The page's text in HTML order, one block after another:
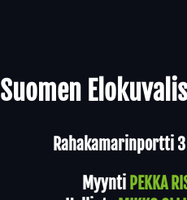
Suomen
Rahakamarinportti
Myynti PEKKA